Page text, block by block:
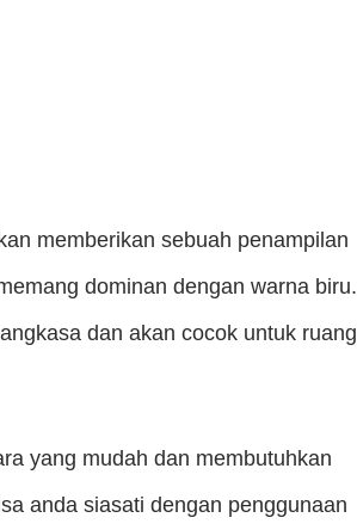
memberikan sebuah penampilan
dominan dengan warna biru.
dan akan cocok untuk ruang
yang mudah dan membutuhkan
anda siasati dengan penggunaan